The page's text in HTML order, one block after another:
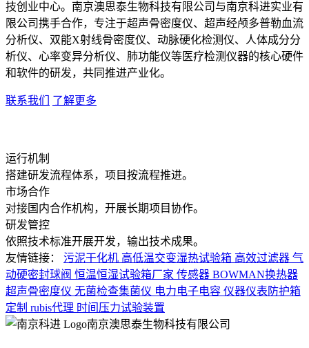
技创业中心。南京澳思泰生物科技有限公司与南京科进实业有
限公司携手合作，专注于超声骨密度仪、超声经颅多普勒血流
分析仪、双能X射线骨密度仪、动脉硬化检测仪、人体成分分
析仪、心率变异分析仪、肺功能仪等医疗检测仪器的核心硬件
和软件的研发，共同推进产业化。
联系我们 了解更多
运行机制
搭建研发流程体系，项目按流程推进。
市场合作
对接国内合作机构，开展长期项目协作。
研发管控
依照技术标准开展开发，输出技术成果。
友情链接：
污泥干化机 高低温交变湿热试验箱 高效过滤器 气
动硬密封球阀 恒温恒湿试验箱厂家 传感器 BOWMAN换热器
超声骨密度仪 无菌检查集菌仪 电力电子电容 仪器仪表防护箱
定制 rubis代理 时间压力试验装置
南京澳思泰生物科技有限公司